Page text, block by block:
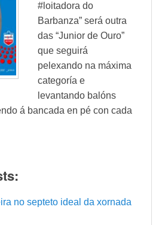
#loitadora do
Barbanza” será outra
das “Junior de Ouro”
que seguirá
pelexando na máxima
categoría e
levantando balóns
á bancada en pé con cada
no septeto ideal da xornada